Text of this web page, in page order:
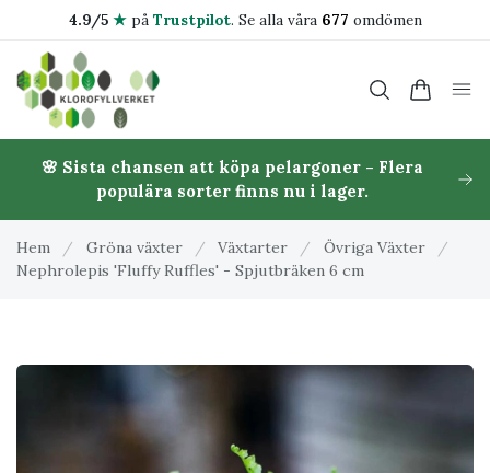
4.9/5 ★på Trustpilot. Se alla våra 677 omdömen
🌸 Sista chansen att köpa pelargoner - Flera
populära sorter finns nu i lager.
Hem / Gröna växter / Växtarter / Övriga Växter
/
Nephrolepis 'Fluffy Ruffles' - Spjutbräken 6 cm